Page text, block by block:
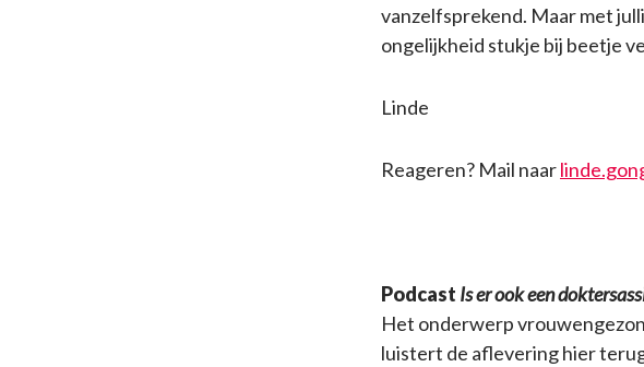
vanzelfsprekend. Maar met
ongelijkheid stukje bij beetje
Linde
Reageren? Mail naar
Podcast Is er ook een
Het onderwerp
luistert de aflevering hier